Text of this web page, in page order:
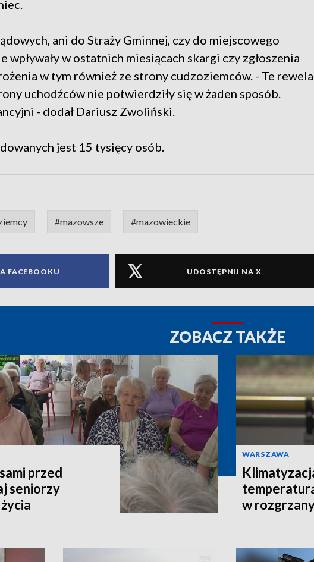
ani do Straży Gminnej, czy do miejscowego
w ostatnich miesiącach skargi czy zgłoszenia
w tym również ze strony cudzoziemców. - Te
uchodźców nie potwierdziły się w żaden sposób.
- dodał Dariusz Zwoliński.
jest 15 tysięcy osób.
#mazowsze #mazowieckie
FACEBOOKU UDOSTĘPNIJ NA X
ZOBACZ TAKŻE
przed
seniorzy
WARSZAWA
w